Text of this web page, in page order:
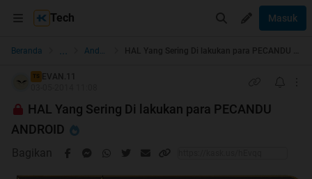
Tech Masuk
Beranda ... Android
TS
EVAN.11
HAL Yang Sering Di lakukan para PECANDU
ANDROID
Bagikan